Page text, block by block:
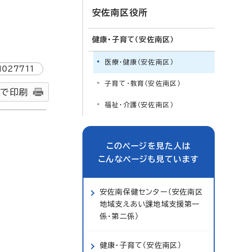
印刷
安佐南区役所
健康・子育て（安佐南区）
医療・健康（安佐南区）
子育て・教育（安佐南区）
福祉・介護（安佐南区）
このページを見た人は
こんなページも見ています
安佐南保健センター（安佐南区
地域支えあい課地域支援第一
係・第二係）
健康・子育て（安佐南区）